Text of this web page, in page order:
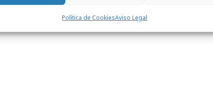
Política de CookiesAviso Legal
junto a un gran equipo, llevar todavía
declara Pilar.